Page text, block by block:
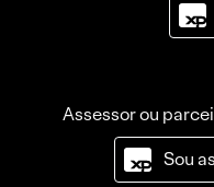
Assessor ou
Sou